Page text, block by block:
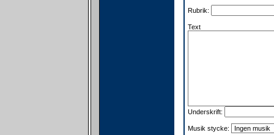
Rubrik:
Text
Underskrift:
Musik stycke: